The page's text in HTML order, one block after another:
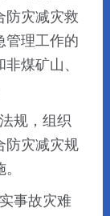
防灾减灾救
管理工作的
煤矿山、
规，组织
防灾减灾规
事故灾难